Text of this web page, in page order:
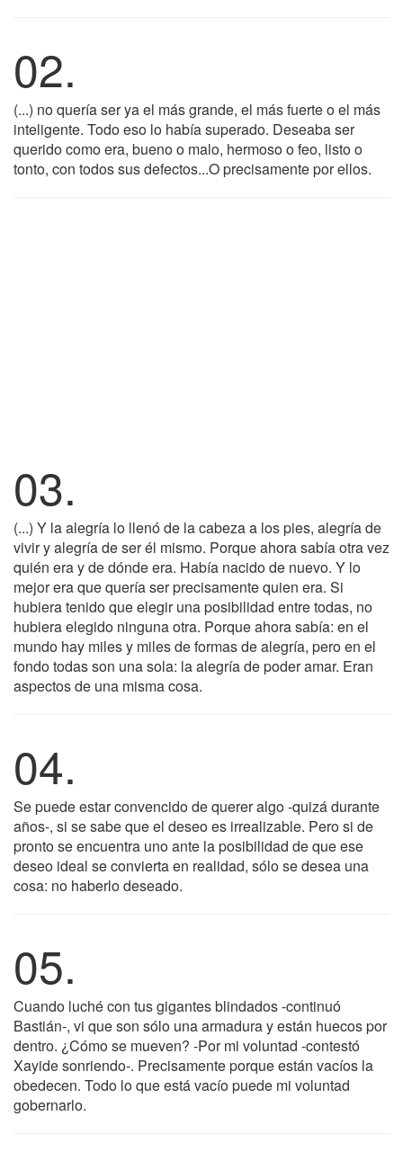
02.
(...) no quería ser ya el más grande, el más fuerte o el más
inteligente. Todo eso lo había superado. Deseaba ser
querido como era, bueno o malo, hermoso o feo, listo o
tonto, con todos sus defectos...O precisamente por ellos.
03.
(...) Y la alegría lo llenó de la cabeza a los pies, alegría de
vivir y alegría de ser él mismo. Porque ahora sabía otra vez
quién era y de dónde era. Había nacido de nuevo. Y lo
mejor era que quería ser precisamente quien era. Si
hubiera tenido que elegir una posibilidad entre todas, no
hubiera elegido ninguna otra. Porque ahora sabía: en el
mundo hay miles y miles de formas de alegría, pero en el
fondo todas son una sola: la alegría de poder amar. Eran
aspectos de una misma cosa.
04.
Se puede estar convencido de querer algo -quizá durante
años-, si se sabe que el deseo es irrealizable. Pero si de
pronto se encuentra uno ante la posibilidad de que ese
deseo ideal se convierta en realidad, sólo se desea una
cosa: no haberlo deseado.
05.
Cuando luché con tus gigantes blindados -continuó
Bastián-, vi que son sólo una armadura y están huecos por
dentro. ¿Cómo se mueven? -Por mi voluntad -contestó
Xayide sonriendo-. Precisamente porque están vacíos la
obedecen. Todo lo que está vacío puede mi voluntad
gobernarlo.